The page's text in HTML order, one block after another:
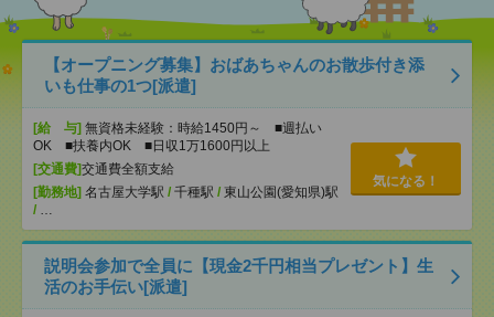
【オープニング募集】おばあちゃんのお散歩付き添
いも仕事の1つ[派遣]
[給 与] 無資格未経験：時給1450円～ ■週払い
OK ■扶養内OK ■日収1万1600円以上
[交通費]交通費全額支給
[勤務地] 名古屋大学駅 / 千種駅 / 東山公園(愛知県)駅
/ …
気になる！
説明会参加で全員に【現金2千円相当プレゼント】生
活のお手伝い[派遣]